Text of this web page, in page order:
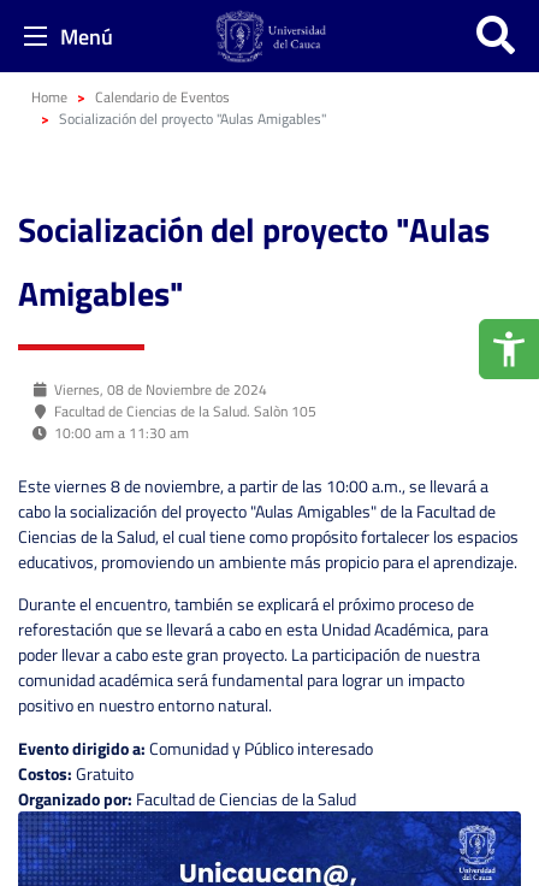
Menú
Home
Calendario de Eventos
Socialización del proyecto "Aulas Amigables"
Socialización del proyecto "Aulas
Amigables"
Viernes, 08 de Noviembre de 2024
Facultad de Ciencias de la Salud. Salòn 105
10:00 am a 11:30 am
Este viernes 8 de noviembre, a partir de las 10:00 a.m., se llevará a
cabo la socialización del proyecto "Aulas Amigables" de la Facultad de
Ciencias de la Salud, el cual tiene como propósito fortalecer los espacios
educativos, promoviendo un ambiente más propicio para el aprendizaje.
Durante el encuentro, también se explicará el próximo proceso de
reforestación que se llevará a cabo en esta Unidad Académica, para
poder llevar a cabo este gran proyecto. La participación de nuestra
comunidad académica será fundamental para lograr un impacto
positivo en nuestro entorno natural.
Evento dirigido a:Comunidad y Público interesado
Costos:Gratuito
Organizado por: Facultad de Ciencias de la Salud